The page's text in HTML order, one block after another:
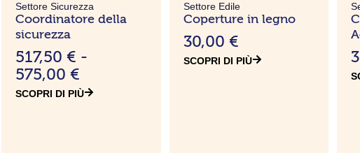
Settore Sicurezza
Coordinatore della
sicurezza
517,50 € -
575,00 €
F
a
s
SCOPRI DI PIÙ
Settore Edile
Coperture in legno
30,00 €
SCOPRI DI PIÙ